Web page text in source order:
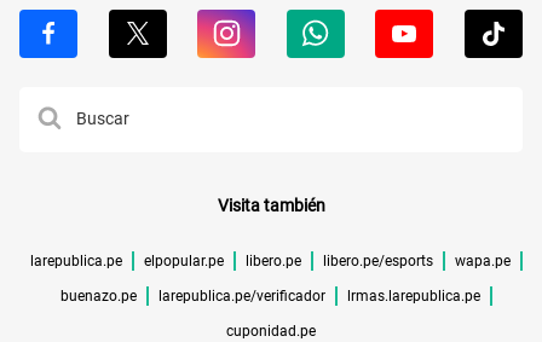
Visita también
larepublica.pe elpopular.pe libero.pe libero.pe/esports wapa.pe
buenazo.pe larepublica.pe/verificador lrmas.larepublica.pe
cuponidad.pe